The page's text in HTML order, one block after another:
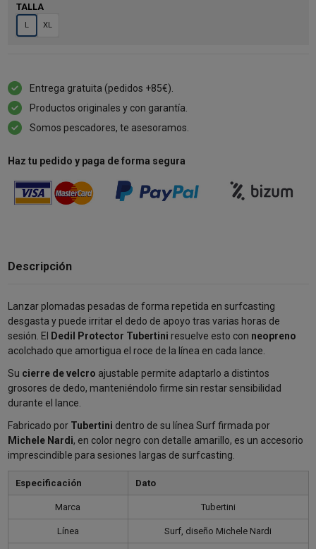
TALLA
L XL
Entrega gratuita (pedidos +85€).
Productos originales y con garantía.
Somos pescadores, te asesoramos.
Haz tu pedido y paga de forma segura
Descripción
Lanzar plomadas pesadas de forma repetida en surfcasting
desgasta y puede irritar el dedo de apoyo tras varias horas de
sesión. El
Dedil Protector Tubertini resuelve esto con neopreno
acolchado que amortigua el roce de la línea en cada lance.
Su cierre de velcro ajustable permite adaptarlo a distintos
grosores de dedo, manteniéndolo firme sin restar sensibilidad
durante el lance.
Fabricado por Tubertini dentro de su línea Surf firmada por
Michele Nardi, en color negro con detalle amarillo, es un accesorio
imprescindible para sesiones largas de surfcasting.
Especificación Dato
Marca Tubertini
Línea Surf, diseño Michele Nardi